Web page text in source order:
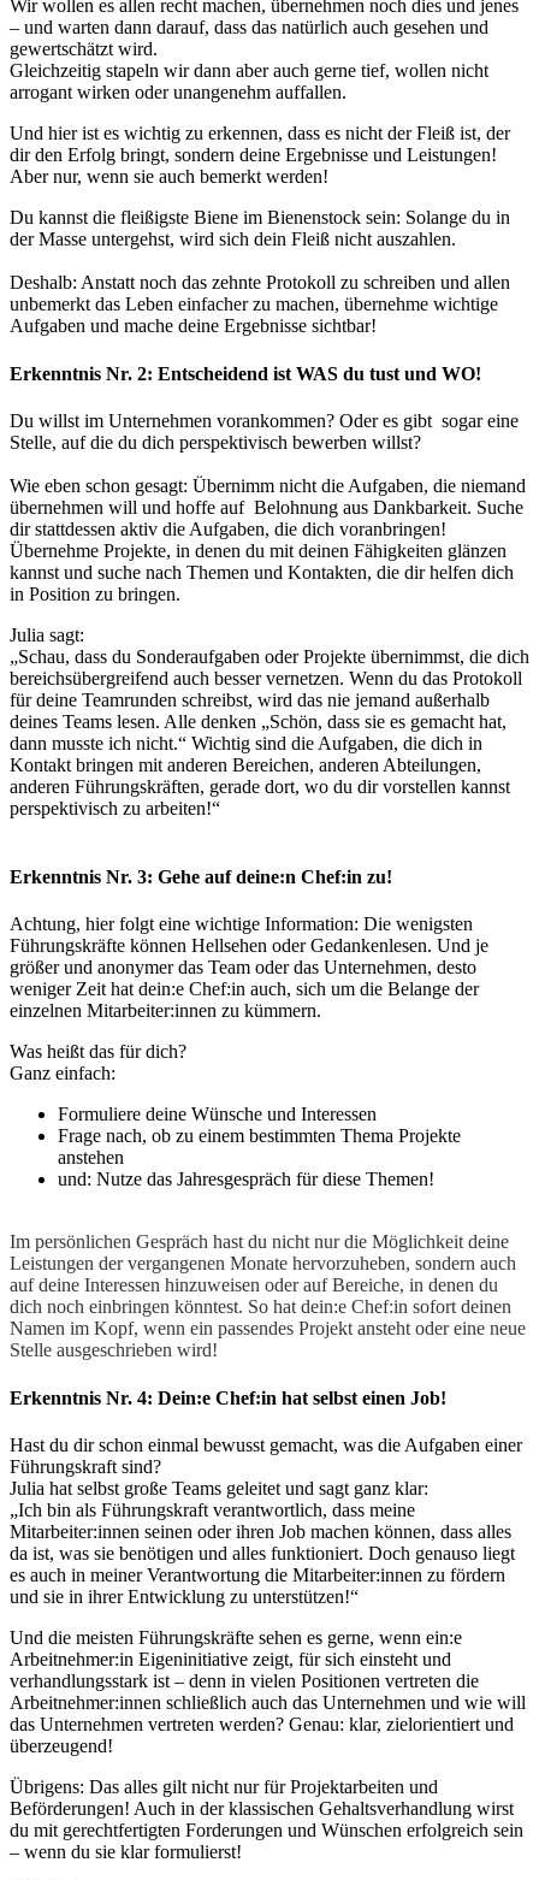
Wir wollen es allen recht machen, übernehmen noch dies und jenes
– und warten dann darauf, dass das natürlich auch gesehen und
gewertschätzt wird.
Gleichzeitig stapeln wir dann aber auch gerne tief, wollen nicht
arrogant wirken oder unangenehm auffallen.
Und hier ist es wichtig zu erkennen, dass es nicht der Fleiß ist, der
dir den Erfolg bringt, sondern deine Ergebnisse und Leistungen!
Aber nur, wenn sie auch bemerkt werden!
Du kannst die fleißigste Biene im Bienenstock sein: Solange du in
der Masse untergehst, wird sich dein Fleiß nicht auszahlen.
Deshalb: Anstatt noch das zehnte Protokoll zu schreiben und allen
unbemerkt das Leben einfacher zu machen, übernehme wichtige
Aufgaben und mache deine Ergebnisse sichtbar!
Erkenntnis Nr. 2: Entscheidend ist WAS du tust und WO!
Du willst im Unternehmen vorankommen? Oder es gibt sogar eine
Stelle, auf die du dich perspektivisch bewerben willst?
Wie eben schon gesagt: Übernimm nicht die Aufgaben, die niemand
übernehmen will und hoffe auf Belohnung aus Dankbarkeit. Suche
dir stattdessen aktiv die Aufgaben, die dich voranbringen!
Übernehme Projekte, in denen du mit deinen Fähigkeiten glänzen
kannst und suche nach Themen und Kontakten, die dir helfen dich
in Position zu bringen.
Julia sagt:
„Schau, dass du Sonderaufgaben oder Projekte übernimmst, die dich
bereichsübergreifend auch besser vernetzen. Wenn du das Protokoll
für deine Teamrunden schreibst, wird das nie jemand außerhalb
deines Teams lesen. Alle denken „Schön, dass sie es gemacht hat,
dann musste ich nicht.“ Wichtig sind die Aufgaben, die dich in
Kontakt bringen mit anderen Bereichen, anderen Abteilungen,
anderen Führungskräften, gerade dort, wo du dir vorstellen kannst
perspektivisch zu arbeiten!“
Erkenntnis Nr. 3: Gehe auf deine:n Chef:in zu!
Achtung, hier folgt eine wichtige Information: Die wenigsten
Führungskräfte können Hellsehen oder Gedankenlesen. Und je
größer und anonymer das Team oder das Unternehmen, desto
weniger Zeit hat dein:e Chef:in auch, sich um die Belange der
einzelnen Mitarbeiter:innen zu kümmern.
Was heißt das für dich?
Ganz einfach:
Formuliere deine Wünsche und Interessen
Frage nach, ob zu einem bestimmten Thema Projekte
anstehen
und: Nutze das Jahresgespräch für diese Themen!
Im persönlichen Gespräch hast du nicht nur die Möglichkeit deine
Leistungen der vergangenen Monate hervorzuheben, sondern auch
auf deine Interessen hinzuweisen oder auf Bereiche, in denen du
dich noch einbringen könntest. So hat dein:e Chef:in sofort deinen
Namen im Kopf, wenn ein passendes Projekt ansteht oder eine neue
Stelle ausgeschrieben wird!
Erkenntnis Nr. 4: Dein:e Chef:in hat selbst einen Job!
Hast du dir schon einmal bewusst gemacht, was die Aufgaben einer
Führungskraft sind?
Julia hat selbst große Teams geleitet und sagt ganz klar:
„Ich bin als Führungskraft verantwortlich, dass meine
Mitarbeiter:innen seinen oder ihren Job machen können, dass alles
da ist, was sie benötigen und alles funktioniert. Doch genauso liegt
es auch in meiner Verantwortung die Mitarbeiter:innen zu fördern
und sie in ihrer Entwicklung zu unterstützen!“
Und die meisten Führungskräfte sehen es gerne, wenn ein:e
Arbeitnehmer:in Eigeninitiative zeigt, für sich einsteht und
verhandlungsstark ist – denn in vielen Positionen vertreten die
Arbeitnehmer:innen schließlich auch das Unternehmen und wie will
das Unternehmen vertreten werden? Genau: klar, zielorientiert und
überzeugend!
Übrigens: Das alles gilt nicht nur für Projektarbeiten und
Beförderungen! Auch in der klassischen Gehaltsverhandlung wirst
du mit gerechtfertigten Forderungen und Wünschen erfolgreich sein
– wenn du sie klar formulierst!